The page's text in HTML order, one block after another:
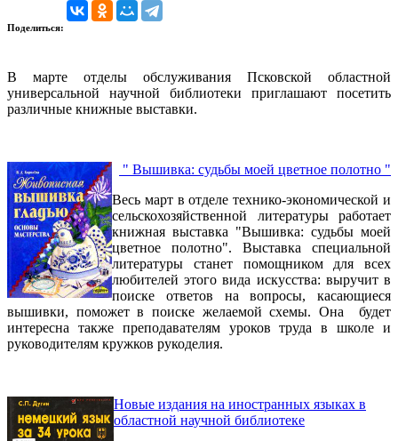
Поделиться:
В марте отделы обслуживания Псковской областной
универсальной научной библиотеки приглашают посетить
различные книжные выставки.
" Вышивка: судьбы моей цветное полотно "
Весь март в отделе технико-экономической и
сельскохозяйственной литературы работает
книжная выставка "Вышивка: судьбы моей
цветное полотно". Выставка специальной
литературы станет помощником для всех
любителей этого вида искусства: выручит в
поиске ответов на вопросы, касающиеся
вышивки, поможет в поиске желаемой схемы. Она будет
интересна также преподавателям уроков труда в школе и
руководителям кружков рукоделия.
Новые издания на иностранных языках в
областной научной библиотеке